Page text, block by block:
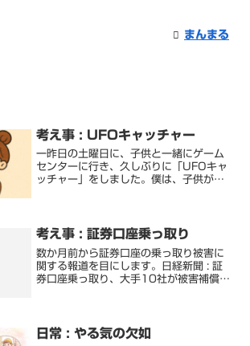
まんまる
考え事 : UFOキャッチャー
一昨日の土曜日に、子供と一緒にゲーム
センターに行き、久しぶりに「UFOキャ
ッチャー」をしました。僕は、子供が
初めて、この「UFOキ...
考え事 : 証券口座乗っ取り
数か月前から証券口座の乗っ取り被害に
関する報道を目にします。日経新聞 : 証
券口座乗っ取り、大手10社が被害補償の
が挙げられます。被...
日常 : やる気の欠如